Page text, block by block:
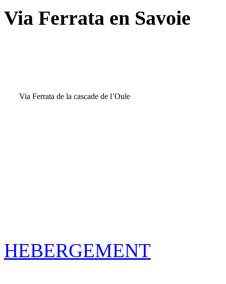
Via Ferrata en Savoie
Via Ferrata de la cascade de l’Oule
HEBERGEMENT